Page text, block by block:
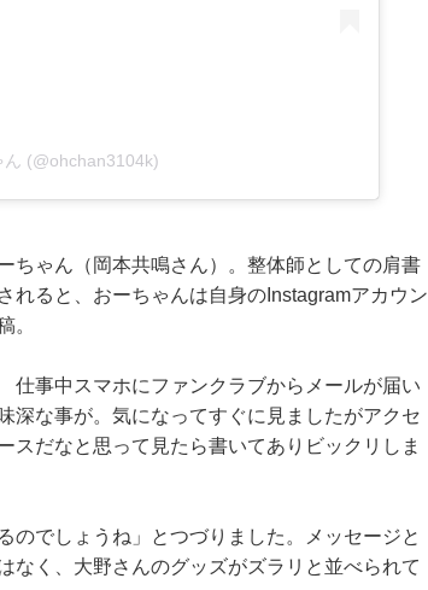
(@ohchan3104k)
ちゃん（岡本共鳴さん）。整体師としての肩書
れると、おーちゃんは自身のInstagramアカウン
。
事中スマホにファンクラブからメールが届い
深な事が。気になってすぐに見ましたがアクセ
だなと思って見たら書いてありビックリしま
のでしょうね」とつづりました。メッセージと
なく、大野さんのグッズがズラリと並べられて